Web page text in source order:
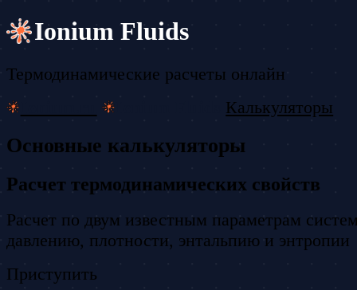
Ionium Fluids
Термодинамические расчеты онлайн
Калькуляторы
Основные калькуляторы
Расчет термодинамических свойств
Расчет по двум известным параметрам
давлению, плотности, энтальпию и энтропии
Приступить